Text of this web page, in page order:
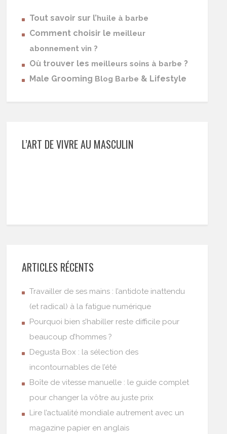
Tout savoir sur l’huile à barbe
Comment choisir le meilleur
abonnement vin ?
Où trouver les meilleurs soins à barbe ?
Male Grooming Blog Barbe & Lifestyle
L’ART DE VIVRE AU MASCULIN
ARTICLES RÉCENTS
Travailler de ses mains : l’antidote inattendu
(et radical) à la fatigue numérique
Pourquoi bien s’habiller reste difficile pour
beaucoup d’hommes ?
Degusta Box : la sélection des
incontournables de l’été
Boîte de vitesse manuelle : le guide complet
pour changer la vôtre au juste prix
Lire l’actualité mondiale autrement avec un
magazine papier en anglais